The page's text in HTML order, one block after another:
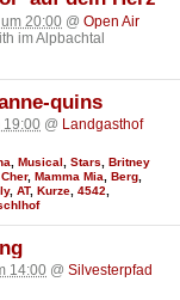
20:00 @ Open Air
im Alpbachtal
quins
19:00 @ Landgasthof
Musical Stars
Britney
Cher, Mamma Mia Berg
, AT, Kurze 4542
14:00 @ Silvesterpfad